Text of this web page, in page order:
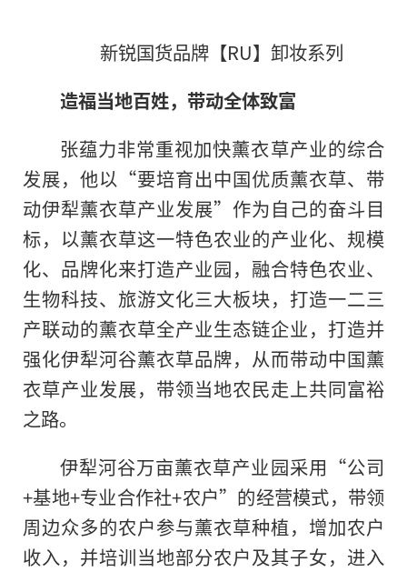
新锐国货品牌【RU】卸妆系列
造福当地百姓，带动全体致富
张蕴力非常重视加快薰衣草产业的综合
发展，他以“要培育出中国优质薰衣草、带
动伊犁薰衣草产业发展”作为自己的奋斗目
标，以薰衣草这一特色农业的产业化、规模
化、品牌化来打造产业园，融合特色农业、
生物科技、旅游文化三大板块，打造一二三
产联动的薰衣草全产业生态链企业，打造并
强化伊犁河谷薰衣草品牌，从而带动中国薰
衣草产业发展，带领当地农民走上共同富裕
之路。
伊犁河谷万亩薰衣草产业园采用“公司
+基地+专业合作社+农户”的经营模式，带领
周边众多的农户参与薰衣草种植，增加农户
收入，并培训当地部分农户及其子女，进入